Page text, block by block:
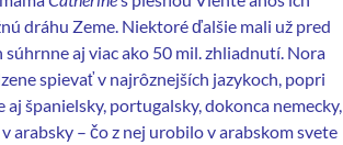
dráhu Zeme. Niektoré ďalšie mali už pred
súhrnne aj viac ako 50 mil. zhliadnutí. Nora
spievať v najrôznejších jazykoch, popri
španielsky, portugalsky, dokonca nemecky,
arabsky – čo z nej urobilo v arabskom svete